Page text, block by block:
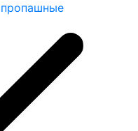
пропашные